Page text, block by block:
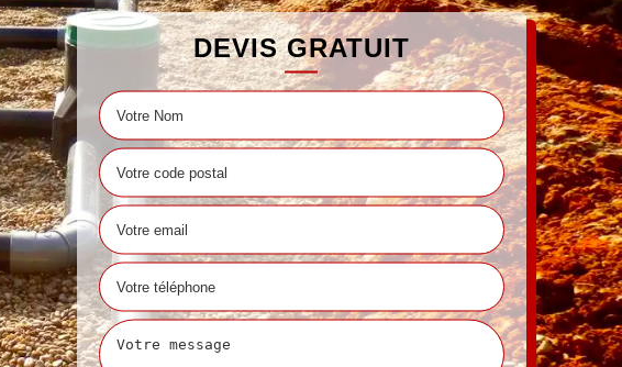
DEVIS GRATUIT